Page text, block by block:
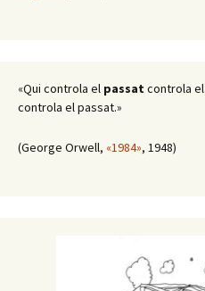
«Qui controla el passat controla el
controla el passat.»
(George Orwell, «1984», 1948)